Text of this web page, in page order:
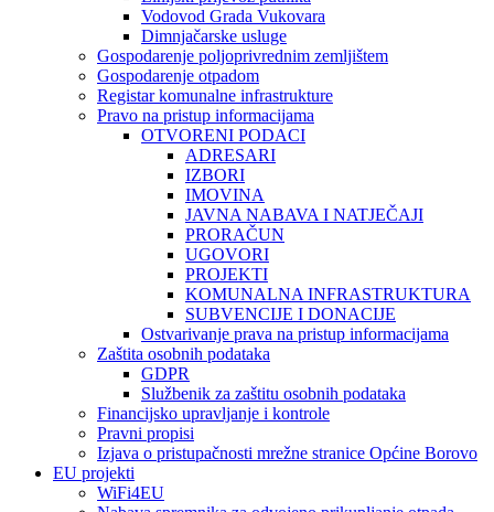
Vodovod Grada Vukovara
Dimnjačarske usluge
Gospodarenje poljoprivrednim zemljištem
Gospodarenje otpadom
Registar komunalne infrastrukture
Pravo na pristup informacijama
OTVORENI PODACI
ADRESARI
IZBORI
IMOVINA
JAVNA NABAVA I NATJEČAJI
PRORAČUN
UGOVORI
PROJEKTI
KOMUNALNA INFRASTRUKTURA
SUBVENCIJE I DONACIJE
Ostvarivanje prava na pristup informacijama
Zaštita osobnih podataka
GDPR
Službenik za zaštitu osobnih podataka
Financijsko upravljanje i kontrole
Pravni propisi
Izjava o pristupačnosti mrežne stranice Općine Borovo
EU projekti
WiFi4EU